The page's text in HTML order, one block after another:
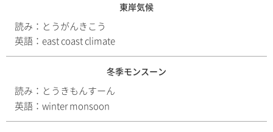
東岸気候
読み： とうがんきこう
英語： east coast climate
冬季モンスーン
読み： とうきもんすーん
英語： winter monsoon